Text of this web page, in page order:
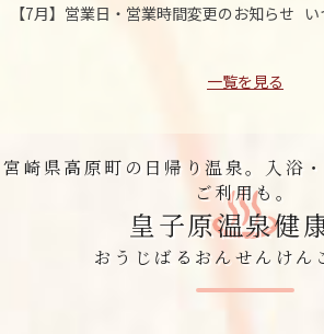
【7月】営業日・営業時間変更のお知らせ い
一覧を見る
宮崎県高原町の日帰り温泉。入浴
ご利用も。
皇子原温泉健
おうじばるおんせんけん